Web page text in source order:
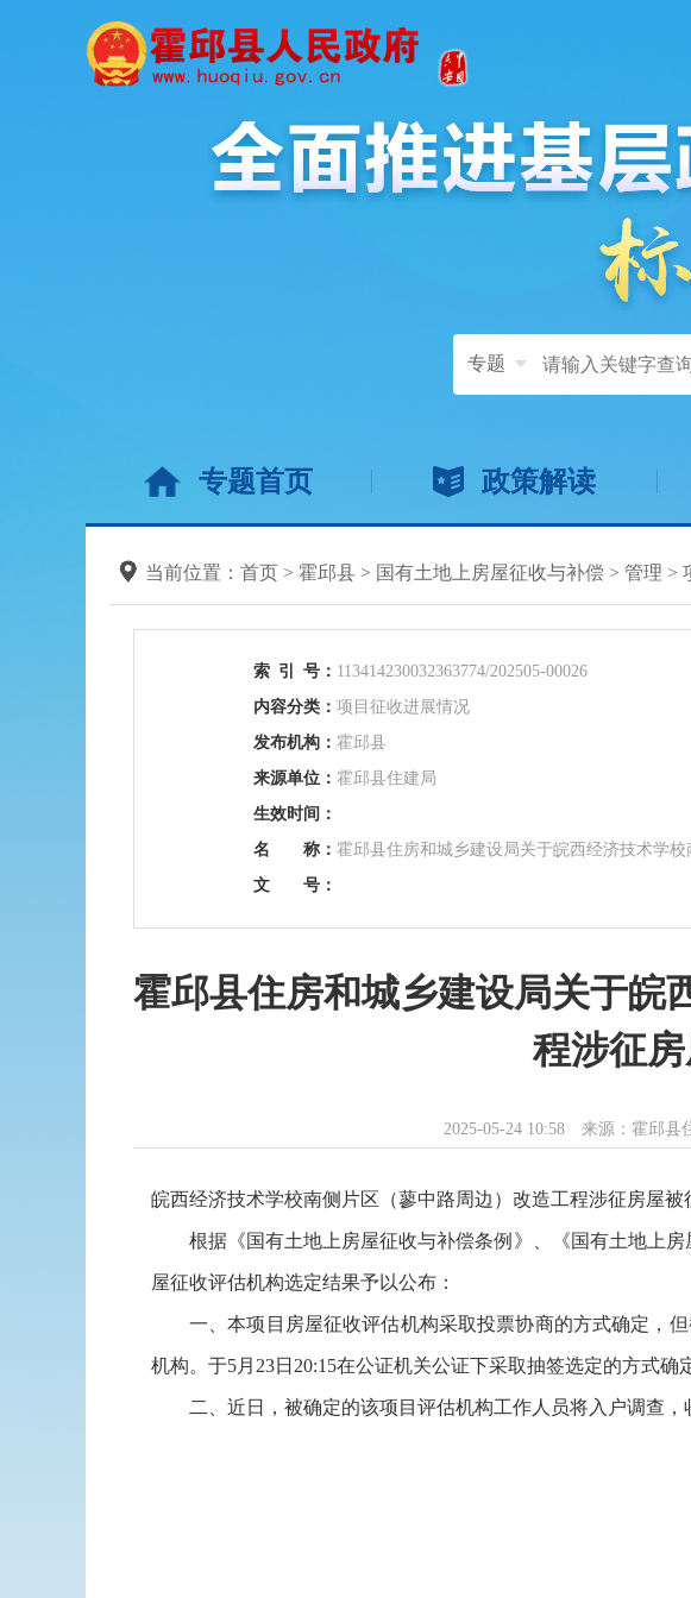
专题
专题首页 政策解读
当前位置： 首页 > 霍邱县 > 国有土地上房屋征收与补偿 > 管理 >
索 引 号： 113414230032363774/202505-00026
内容分类： 项目征收进展情况
发布机构： 霍邱县
来源单位： 霍邱县住建局
生效时间：
名 称： 霍邱县住房和城乡建设局关于皖西经济技术学
文 号：
霍邱县住房和城乡建设局关于皖
程涉征
2025-05-24 10:58 来源：霍邱县
皖西经济技术学校南侧片区（蓼中路周边）改造工程涉征房屋被
根据《国有土地上房屋征收与补偿条例》、《国有土地上
屋征收评估机构选定结果予以公布：
一、本项目房屋征收评估机构采取投票协商的方式确定，
机构。于5月23日20:15在公证机关公证下采取抽签选定的方式
二、近日，被确定的该项目评估机构工作人员将入户调查